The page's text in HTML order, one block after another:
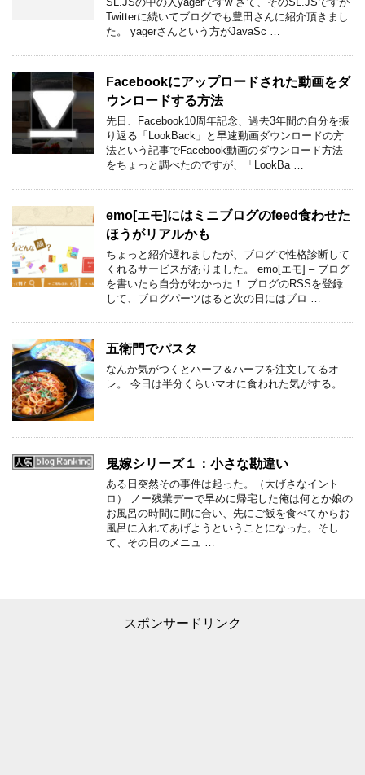
Twitterに続いてブログでも豊田さんに紹介頂きまし
た。 yagerさんという方がJavaSc …
Facebookにアップロードされた動画をダ
ウンロードする方法
先日、Facebook10周年記念、過去3年間の自分を振
り返る「LookBack」と早速動画ダウンロードの方
法という記事でFacebook動画のダウンロード方法
をちょっと調べたのですが、「LookBa …
emo[エモ]にはミニブログのfeed食わせた
ほうがリアルかも
ちょっと紹介遅れましたが、ブログで性格診断して
くれるサービスがありました。 emo[エモ] – ブログ
を書いたら自分がわかった！ ブログのRSSを登録
して、ブログパーツはると次の日にはブロ …
五衛門でパスタ
なんか気がつくとハーフ＆ハーフを注文してるオ
レ。 今日は半分くらいマオに食われた気がする。
鬼嫁シリーズ１：小さな勘違い
ある日突然その事件は起った。（大げさなイント
ロ） ノー残業デーで早めに帰宅した俺は何とか娘の
お風呂の時間に間に合い、先にご飯を食べてからお
風呂に入れてあげようということになった。そし
て、その日のメニュ …
スポンサードリンク